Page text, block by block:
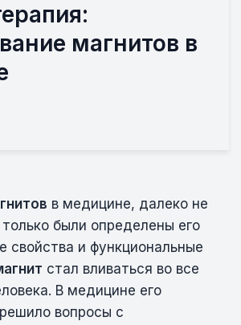
магнитов в
в медицине, далеко не
были определены его
свойства и функциональные
стал вливаться во все
В медицине его
вопросы с